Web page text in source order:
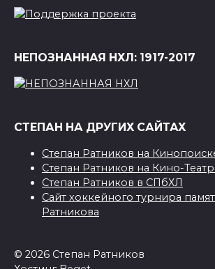
НЕПОЗНАННАЯ НХЛ: 1917-2017
СТЕПАН НА ДРУГИХ САЙТАХ
Степан Ратников на
Степан Ратников на Кино-
Степан Ратников в СПбХЛ
Сайт хоккейного турнира
Ратникова
© 2026 Степан Ратников